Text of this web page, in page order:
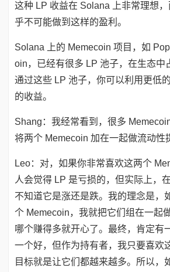
这种 LP 收益在 Solana 上非常理想
乎不可能做到这样的盈利。
Solana 上的 Memecoin 项目，如
oin，已经有很多 LP 池子，在生态中
通过这些 LP 池子，你可以利用更低
的收益。
Shang：我经常看到，很多
将两个 Memecoin 加在一起做流动性
Leo：对，如果你非常喜欢这两个
人会觉得 LP 是亏损的，但实际上，
不知道它是涨还是跌。我的理念是，
个 Memecoin，我就把它们组在一起
哪个赚得多就开心了。最终，肯定有
一个好，但作为持有者，我只要喜欢
目标就是让它们都越来越多。所以，